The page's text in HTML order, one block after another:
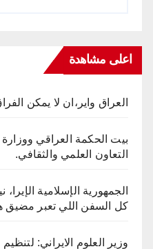
اعلى مشاهدة
العراق واير،ان لا يمكن
بيت الحكمة العراقي ووزارة
التعاون العلمي والثقافي.
كل السفن اللي تعبر مضيق
وزير العلوم الايراني: